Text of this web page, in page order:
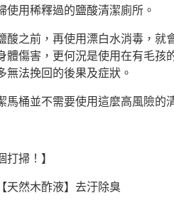
使用稀釋過的鹽酸清潔廁所。
酸之前，再使用漂白水消毒，就
體傷害，更何況是使用在有毛孩
無法挽回的後果及症狀。
馬桶並不需要使用這麼高風險的
打掃！】
天然木酢液】去汙除臭